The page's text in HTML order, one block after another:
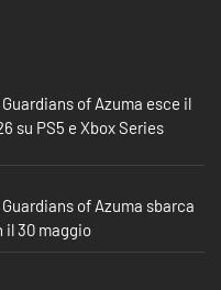
Construct and place
and contribute. Revive
back to the plagued
designs and
Explore Azuma’s natural
steeped in tradition.
then befriend or romance
of Azuma esce il
su PS5 e Xbox Series
of Azuma sbarca
il 30 maggio